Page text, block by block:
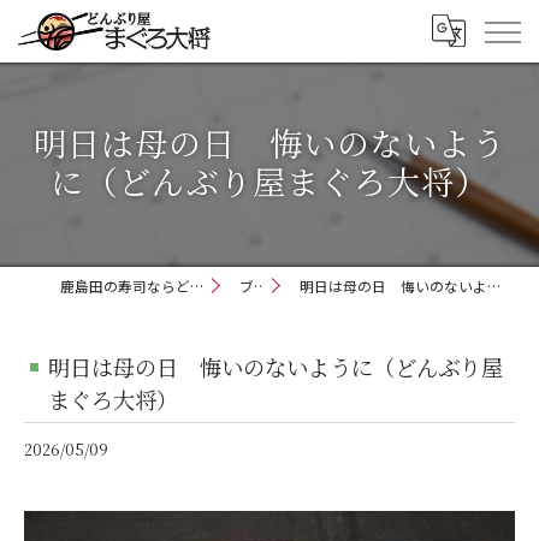
明日は母の日 悔いのないよう
に（どんぶり屋まぐろ大将）
鹿島田の寿司ならどんぶり屋まぐろ大将 ブログ 明日は母の日 悔いのないように（どんぶり屋まぐろ大将）
明日は母の日 悔いのないように（どんぶり屋
まぐろ大将）
2026/05/09